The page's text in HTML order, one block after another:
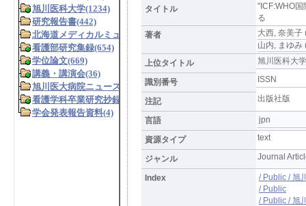
タイトル
"ICF:WHO
る
著者
大西, 奈美
山内, まゆみ
上位タイトル
旭川医科大
識別番号 ISSN
注記 出版社版
言語 jpn
資源タイプ text
ジャンル Journal
Index
/ Public / 旭
/ Public
/ Public / 旭